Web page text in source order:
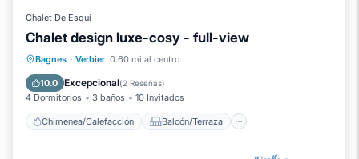
Chalet De Esquí
Chalet design luxe-cosy - full-view
Bagnes · Verbier 0.60 mi al centro
10.0 Excepcional(2 Reseñas)
4 Dormitorios 3 baños 10 Invitados
Chimenea/Calefacción Balcón/Terraza
Chimenea/Calefacción
Cocina
Aparcamiento